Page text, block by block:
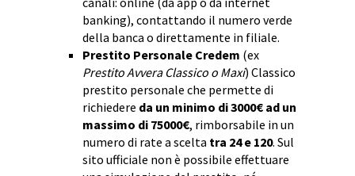
banking), contattando il numero verde
della banca o direttamente in filiale.
Prestito Personale Credem (ex
Prestito Avvera Classico o Maxi) Classico
prestito personale che permette di
richiedere da un minimo di 3000€ ad un
massimo di 75000€, rimborsabile in un
numero di rate a scelta tra 24 e 120. Sul
sito ufficiale non è possibile effettuare